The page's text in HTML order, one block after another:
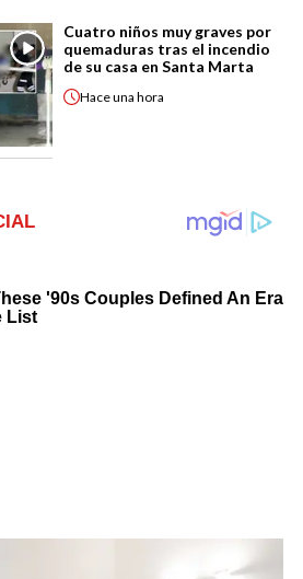
Cuatro niños muy graves por
quemaduras tras el incendio
de su casa en Santa Marta
Haceuna hora